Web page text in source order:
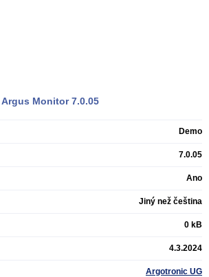
Argus Monitor 7.0.05
Demo
7.0.05
Ano
Jiný než čeština
0 kB
4.3.2024
Argotronic UG